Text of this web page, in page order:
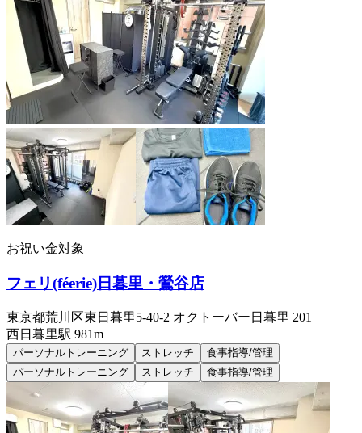
お祝い金対象
フェリ(féerie)日暮里・鶯谷店
東京都荒川区東日暮里5-40-2 オクトーバー日暮里 201
西日暮里駅 981m
パーソナルトレーニング ストレッチ
食事指導/管理
パーソナルトレーニング
ストレッチ 食事指導/管理